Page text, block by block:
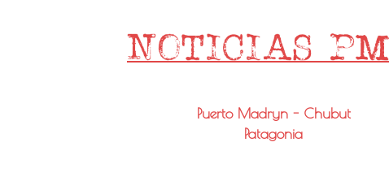
Puerto Madryn - Chubut
Patagonia